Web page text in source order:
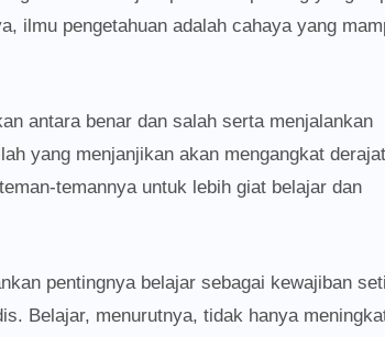
ilmu pengetahuan adalah cahaya yang
antara benar dan salah serta menjalankan
yang menjanjikan akan mengangkat derajat
temannya untuk lebih giat belajar dan
pentingnya belajar sebagai kewajiban
Belajar, menurutnya, tidak hanya